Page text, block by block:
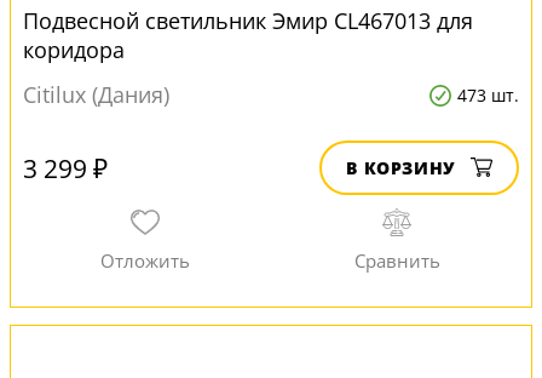
Подвесной светильник Эмир CL467013 для
коридора
Citilux (Дания)
473 шт.
3 299 ₽ В КОРЗИНУ